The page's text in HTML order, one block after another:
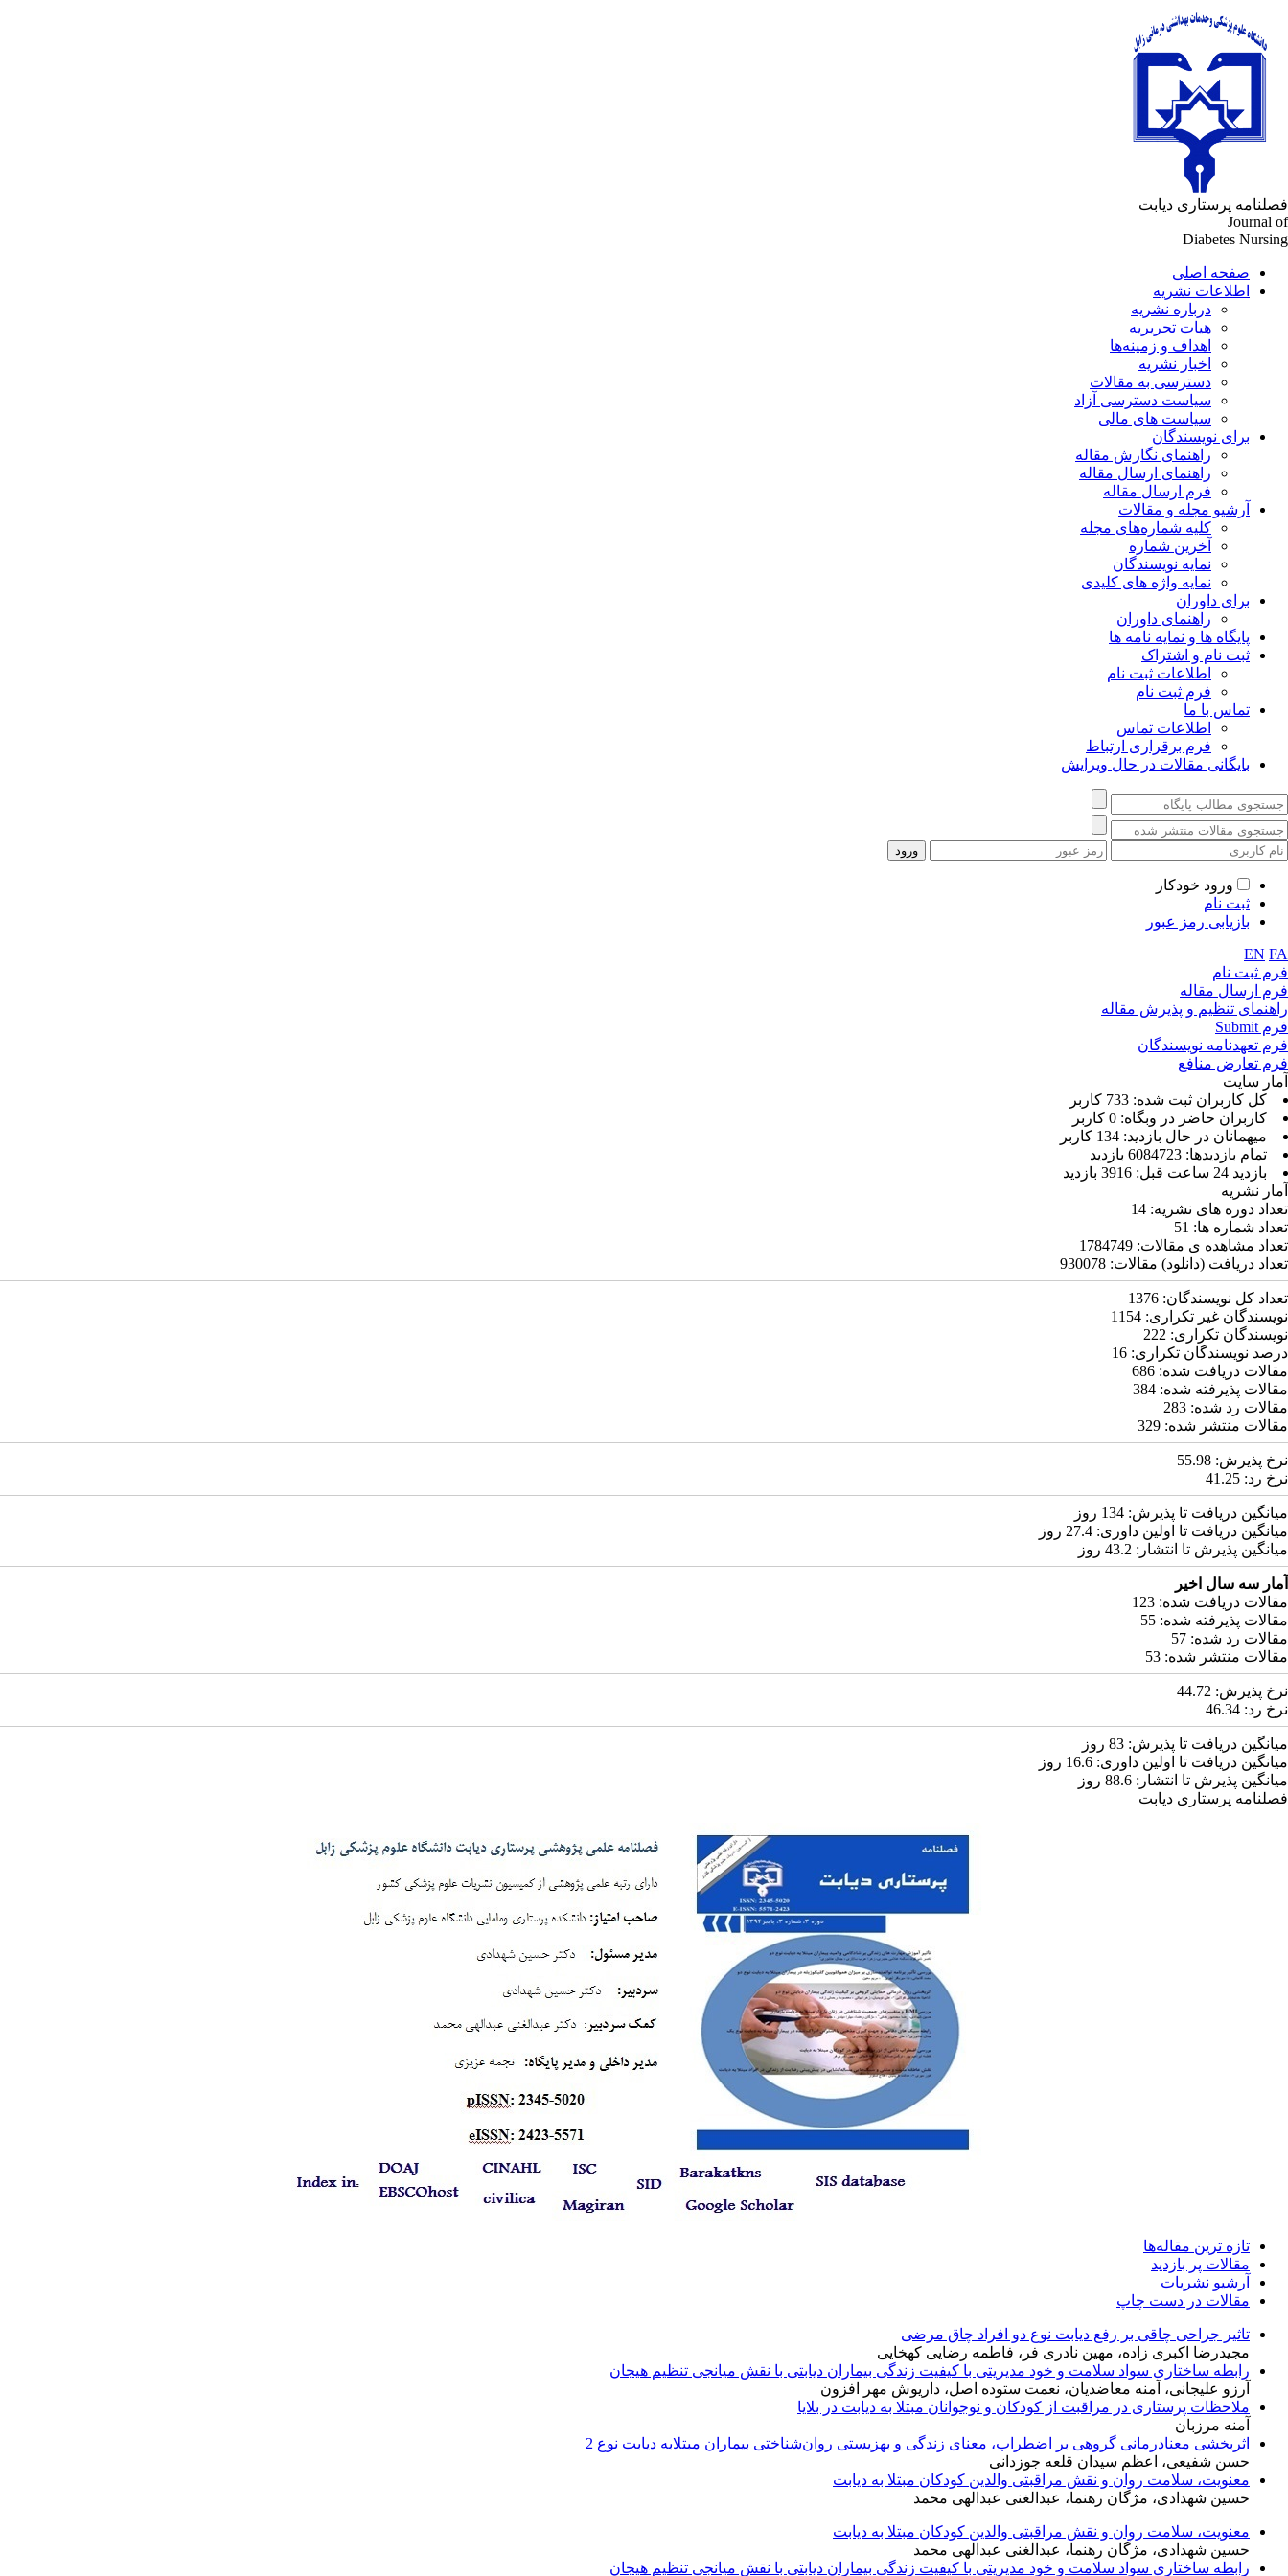
فصلنامه پرستاری دیابت
Journal of
Diabetes Nursing
صفحه اصلی
اطلاعات نشریه
درباره نشریه
هیات تحریریه
اهداف و زمینه‌ها
اخبار نشریه
دسترسی به مقالات
سیاست دسترسی آزاد
سیاست های مالی
برای نویسندگان
راهنمای نگارش مقاله
راهنمای ارسال مقاله
فرم ارسال مقاله
آرشیو مجله و مقالات
کلیه شماره‌های مجله
آخرین شماره
نمایه نویسندگان
نمایه واژه های کلیدی
برای داوران
راهنمای داوران
پایگاه ها و نمایه نامه ها
ثبت نام و اشتراک
اطلاعات ثبت نام
فرم ثبت نام
تماس با ما
اطلاعات تماس
فرم برقراری ارتباط
بایگانی مقالات در حال ویرایش
ورود خودکار
ثبت نام
بازیابی رمز عبور
EN FA
فرم ثبت نام
فرم ارسال مقاله
راهنمای تنظیم و پذیرش مقاله
فرم Submit
فرم تعهدنامه نویسندگان
فرم تعارض منافع
آمار سایت
كل کاربران ثبت شده: 733 کاربر
کاربران حاضر در وبگاه: 0 کاربر
ميهمانان در حال بازديد: 134 کاربر
تمام بازديد‌ها: 6084723 بازدید
بازديد 24 ساعت قبل: 3916 بازدید
آمار نشریه
تعداد دوره های نشریه: 14
تعداد شماره ها: 51
تعداد مشاهده ی مقالات: 1784749
تعداد دریافت (دانلود) مقالات: 930078
تعداد کل نویسندگان: 1376
نویسندگان غیر تکراری: 1154
نویسندگان تکراری: 222
درصد نویسندگان تکراری: 16
مقالات دریافت شده: 686
مقالات پذیرفته شده: 384
مقالات رد شده: 283
مقالات منتشر شده: 329
نرخ پذیرش: 55.98
نرخ رد: 41.25
میانگین دریافت تا پذیرش: 134 روز
میانگین دریافت تا اولین داوری: 27.4 روز
میانگین پذیرش تا انتشار: 43.2 روز
آمار سه سال اخیر
مقالات دریافت شده: 123
مقالات پذیرفته شده: 55
مقالات رد شده: 57
مقالات منتشر شده: 53
نرخ پذیرش: 44.72
نرخ رد: 46.34
میانگین دریافت تا پذیرش: 83 روز
میانگین دریافت تا اولین داوری: 16.6 روز
میانگین پذیرش تا انتشار: 88.6 روز
فصلنامه پرستاری دیابت
تازه ‌ترين مقاله‌ها
مقالات پر بازدید
آرشیو نشریات
مقالات در دست چاپ
تاثیر جراحی چاقی بر رفع دیابت نوع دو افراد چاق مرضی
مجیدرضا اکبری زاده، مهین نادری فر، فاطمه رضایی کهخایی
رابطه ساختاری سواد سلامت و خود مدیریتی با کیفیت زندگی بیماران دیابتی با نقش میانجی تنظیم هیجان
آرزو علیجانی، آمنه معاضدیان، نعمت ستوده اصل، داریوش مهر افزون
ملاحظات پرستاری در مراقبت از کودکان و نوجوانان مبتلا به دیابت در بلایا
آمنه مرزبان
اثربخشی معنادرمانی گروهی بر اضطراب، معنای زندگی و بهزیستی روان‌شناختی بیماران مبتلابه دیابت نوع 2
حسن شفیعی، اعظم سیدان قلعه جوزدانی
معنویت، سلامت روان و نقش مراقبتی والدین کودکان مبتلا به دیابت
حسین شهدادی، مژگان رهنما، عبدالغنی عبدالهی محمد
معنویت، سلامت روان و نقش مراقبتی والدین کودکان مبتلا به دیابت
حسین شهدادی، مژگان رهنما، عبدالغنی عبدالهی محمد
رابطه ساختاری سواد سلامت و خود مدیریتی با کیفیت زندگی بیماران دیابتی با نقش میانجی تنظیم هیجان